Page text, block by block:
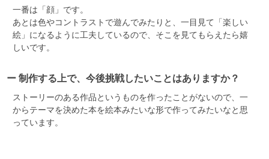
一番は「顔」です。
あとは色やコントラストで遊んでみたりと、一目見て「楽しい
絵」になるように工夫しているので、そこを見てもらえたら嬉
しいです。
ー 制作する上で、今後挑戦したいことはありますか？
ストーリーのある作品というものを作ったことがないので、一
からテーマを決めた本を絵本みたいな形で作ってみたいなと思
っています。